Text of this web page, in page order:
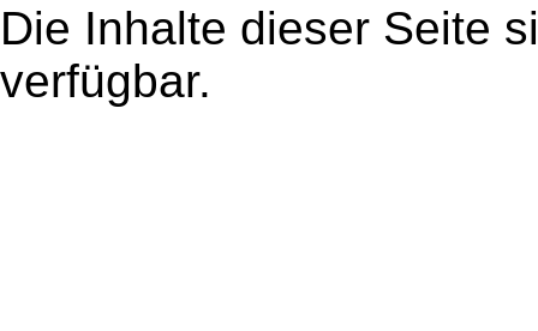
Die Inhalte dieser Seite
verfügbar.